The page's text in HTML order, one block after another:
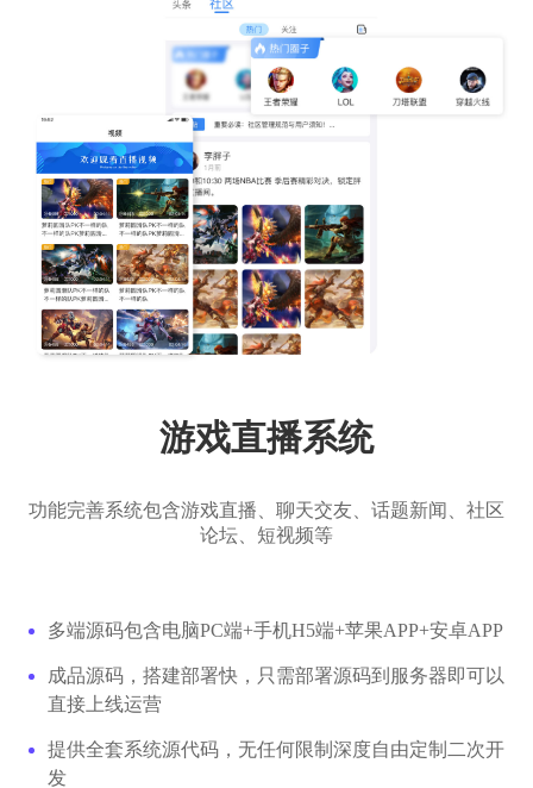
游戏直播系统
功能完善系统包含游戏直播、聊天交友、话题新闻、社区
论坛、短视频等
多端源码包含电脑PC端+手机H5端+苹果APP+安卓APP
成品源码，搭建部署快，只需部署源码到服务器即可以
直接上线运营
提供全套系统源代码，无任何限制深度自由定制二次开
发